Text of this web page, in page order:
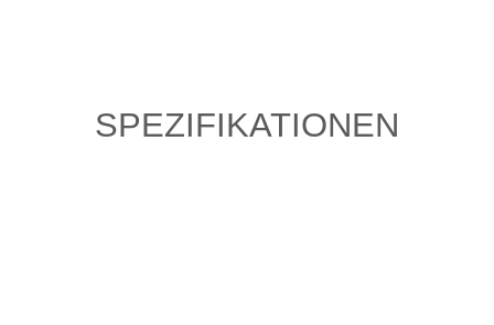
SPEZIFIKATIONEN